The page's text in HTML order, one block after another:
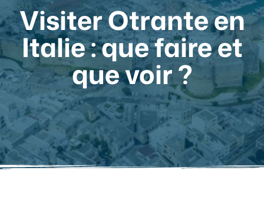
Visiter Otrante en
Italie : que faire et
que voir ?